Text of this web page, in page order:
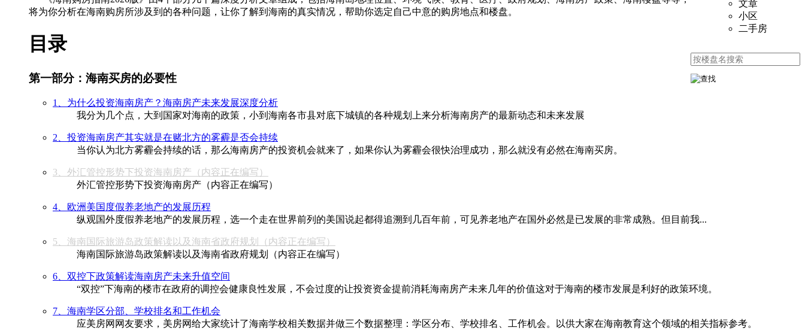
文章
小区
二手房
将为你分析在海南购房所涉及到的各种问题，让你了解到海南的真实情况，帮助你选定自己中意的购房地点和楼盘。
目录
第一部分：海南买房的必要性
1、为什么投资海南房产？海南房产未来发展深度分析
我分为几个点，大到国家对海南的政策，小到海南各市县对底下城镇的各种规划上来分析海南房产的最新动态和未来发展
2、投资海南房产其实就是在赌北方的雾霾是否会持续
当你认为北方雾霾会持续的话，那么海南房产的投资机会就来了，如果你认为雾霾会很快治理成功，那么就没有必然在海南买房。
3、外汇管控形势下投资海南房产（内容正在编写）
外汇管控形势下投资海南房产（内容正在编写）
4、欧洲美国度假养老地产的发展历程
纵观国外度假养老地产的发展历程，选一个走在世界前列的美国说起都得追溯到几百年前，可见养老地产在国外必然是已发展的非常成熟。但目前我...
5、海南国际旅游岛政策解读以及海南省政府规划（内容正在编写）
海南国际旅游岛政策解读以及海南省政府规划（内容正在编写）
6、双控下政策解读海南房产未来升值空间
“双控”下海南的楼市在政府的调控会健康良性发展，不会过度的让投资资金提前消耗海南房产未来几年的价值这对于海南的楼市发展是利好的政策环境。
7、海南学区分部、学校排名和工作机会
应美房网网友要求，美房网给大家统计了海南学校相关数据并做三个数据整理：学区分布、学校排名、工作机会。以供大家在海南教育这个领域的相关指标参考。